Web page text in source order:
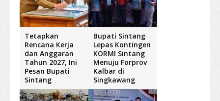
Tetapkan
Rencana Kerja
dan Anggaran
Tahun 2027, Ini
Pesan Bupati
Sintang
Bupati Sintang
Lepas Kontingen
KORMI Sintang
Menuju Forprov
Kalbar di
Singkawang